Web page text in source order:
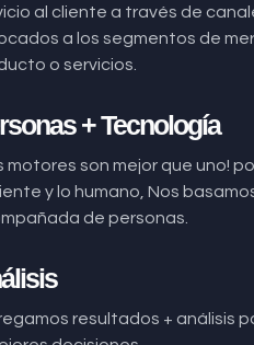
al cliente a través de
a los segmentos de
o servicios.
+ Tecnología
motores son mejor que uno!
y lo humano, Nos
de personas.
resultados + análisis